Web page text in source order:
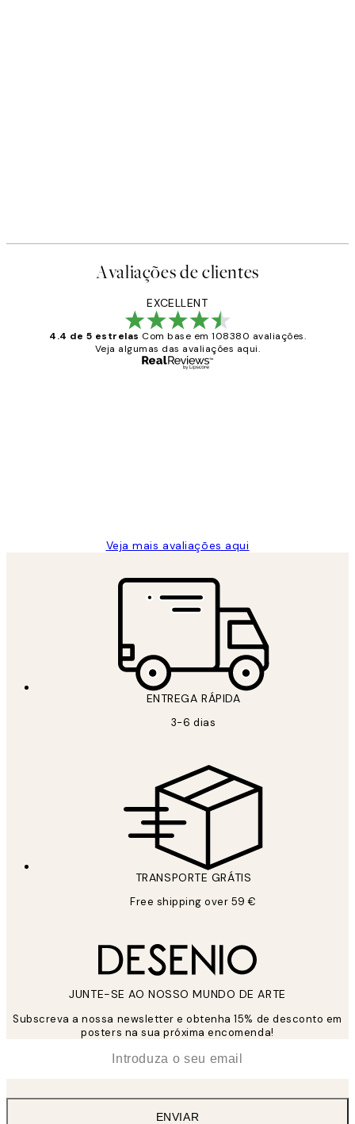
Avaliações de clientes
EXCELLENT
4.4 de 5 estrelas Com base em 108380 avaliações.
Veja algumas das avaliações aqui.
Veja mais avaliações aqui
ENTREGA RÁPIDA
3-6 dias
TRANSPORTE GRÁTIS
Free shipping over 59 €
JUNTE-SE AO NOSSO MUNDO DE ARTE
Subscreva a nossa newsletter e obtenha 15% de desconto em
posters na sua próxima encomenda!
ENVIAR